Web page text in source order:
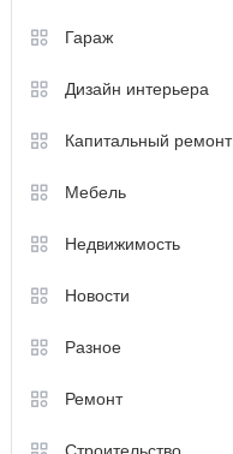
Гараж
Дизайн интерьера
Капитальный ремонт
Мебель
Недвижимость
Новости
Разное
Ремонт